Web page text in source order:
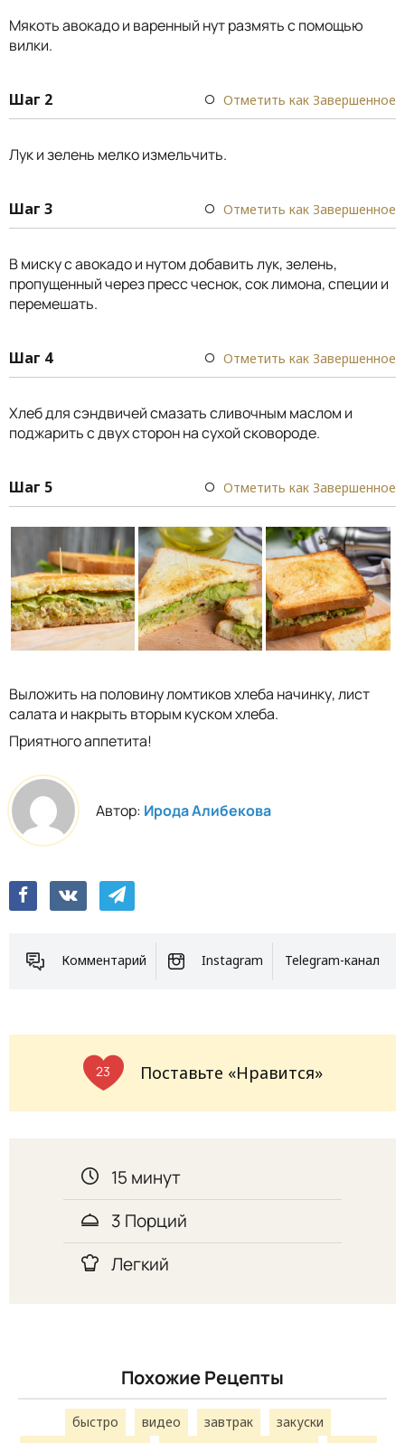
Мякоть авокадо и варенный нут размять с помощью
вилки.
Шаг 2 Отметить как Завершенное
Лук и зелень мелко измельчить.
Шаг 3 Отметить как Завершенное
В миску с авокадо и нутом добавить лук, зелень,
пропущенный через пресс чеснок, сок лимона, специи и
перемешать.
Шаг 4 Отметить как Завершенное
Хлеб для сэндвичей смазать сливочным маслом и
поджарить с двух сторон на сухой сковороде.
Шаг 5 Отметить как Завершенное
Выложить на половину ломтиков хлеба начинку, лист
салата и накрыть вторым куском хлеба.
Приятного аппетита!
Автор: Ирода Алибекова
Комментарий Instagram Telegram-канал
23 Поставьте «Нравится»
15 минут
3 Порций
Легкий
Похожие Рецепты
быстро видео завтрак
закуски